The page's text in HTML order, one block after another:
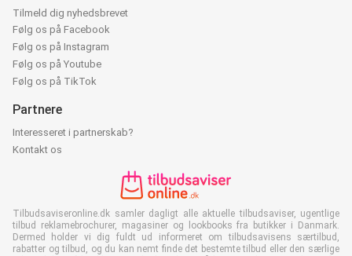
Tilmeld dig nyhedsbrevet
Følg os på Facebook
Følg os på Instagram
Følg os på Youtube
Følg os på TikTok
Partnere
Interesseret i partnerskab?
Kontakt os
Tilbudsaviseronline.dk samler dagligt alle aktuelle tilbudsaviser, ugentlige
tilbud reklamebrochurer, magasiner og lookbooks fra butikker i Danmark.
Dermed holder vi dig fuldt ud informeret om tilbudsavisens særtilbud,
rabatter og tilbud, og du kan nemt finde det bestemte tilbud eller den særlige